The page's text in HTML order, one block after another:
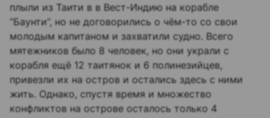
плыли из Таити в в Вест-Индию на корабле
“Баунти”, но не договорились о чём-то со свои
молодым капитаном и захватили судно. Всего
мятежников было 8 человек, но они украли с
корабля ещё 12 таитянок и 6 полинезийцев,
привезли их на остров и остались здесь с ними
жить. Однако, спустя время и множество
конфликтов на острове осталось только 4